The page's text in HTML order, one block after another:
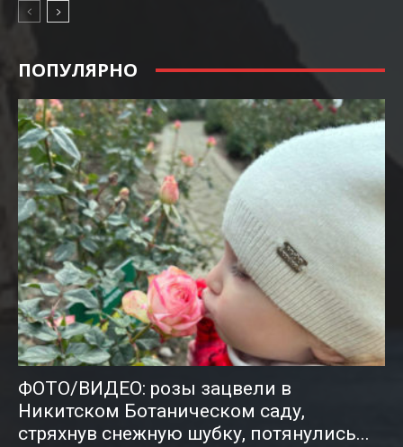
ПОПУЛЯРНО
ФОТО/ВИДЕО: розы зацвели в
Никитском Ботаническом саду,
стряхнув снежную шубку, потянулись...